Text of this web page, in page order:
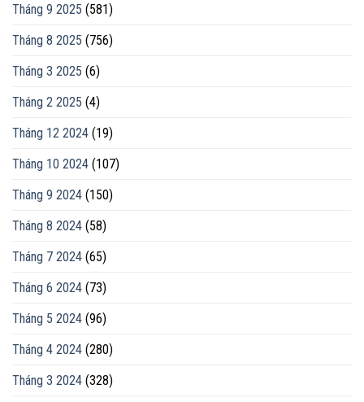
Tháng 9 2025 (581)
Tháng 8 2025 (756)
Tháng 3 2025 (6)
Tháng 2 2025 (4)
Tháng 12 2024 (19)
Tháng 10 2024 (107)
Tháng 9 2024 (150)
Tháng 8 2024 (58)
Tháng 7 2024 (65)
Tháng 6 2024 (73)
Tháng 5 2024 (96)
Tháng 4 2024 (280)
Tháng 3 2024 (328)